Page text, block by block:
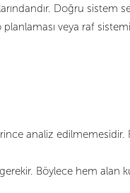
Doğru sistem
veya raf sistemi
analiz edilmemesidir.
Böylece hem alan